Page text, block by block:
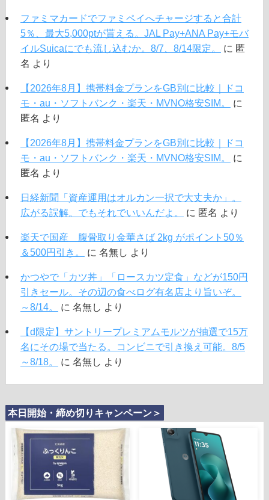
ファミマカードでファミペイへチャージすると合計
5％、最大5,000ptが貰える。JAL Pay+ANA Pay+モバ
イルSuicaにでも流し込むか。8/7、8/14限定。
に 匿
名 より
【2026年8月】携帯料金プランをGB別に比較｜ドコ
モ・au・ソフトバンク・楽天・MVNO格安SIM。
に
匿名 より
【2026年8月】携帯料金プランをGB別に比較｜ドコ
モ・au・ソフトバンク・楽天・MVNO格安SIM。
に
匿名 より
日経新聞「資産運用はオルカン一択で大丈夫か」。
広がる誤解。でもそれでいいんだよ。
に 匿名 より
楽天で国産 腹骨取り金華さば 2kg がポイント50％
＆500円引き。
に 名無し より
かつやで「カツ丼」「ロースカツ定食」などが150円
引きセール。その辺の食べログ有名店より旨いぞ。
～8/14。
に 名無し より
【d限定】サントリープレミアムモルツが抽選で15万
名にその場で当たる。コンビニで引き換え可能。8/5
～8/18。
に 名無し より
本日開始・締め切りキャンペーン＞